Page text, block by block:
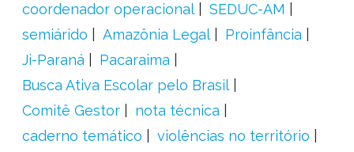
coordenador operacional
SEDUC-AM
semiárido
Amazônia Legal
Proinfância
Ji-Paraná
Pacaraima
Busca Ativa Escolar pelo Brasil
Comitê Gestor
nota técnica
caderno temático
violências no território